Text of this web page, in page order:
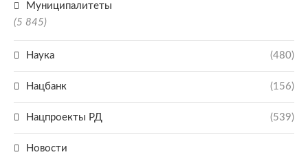
Муниципалитеты
(5 845)
Наука (480)
Нацбанк (156)
Нацпроекты РД (539)
Новости